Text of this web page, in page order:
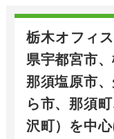
栃木オフィ
県宇都宮市
那須塩原市
ら市、那須
沢町）を中